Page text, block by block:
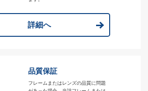
詳細へ
品質保証
フレームまたはレンズの品質に問題